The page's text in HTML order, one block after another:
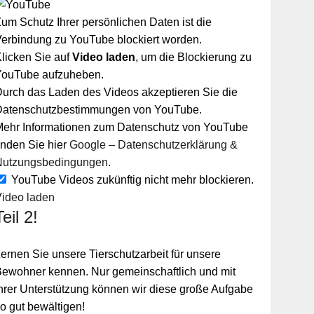
Schutz Ihrer persönlichen Daten ist die
zu YouTube blockiert worden.
Sie aufVideo laden, um die Blockierung zu
aufzuheben.
das Laden des Videos akzeptieren Sie die
von YouTube.
Informationen zum Datenschutz von YouTube
Sie hierGoogle – Datenschutzerklärung &
.
YouTube Videos zukünftig nicht mehr blockieren.
laden
2!
Sie unsere Tierschutzarbeit für unsere
kennen. Nur gemeinschaftlich und mit
Unterstützung können wir diese große Aufgabe
gut bewältigen!